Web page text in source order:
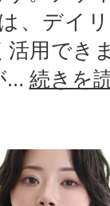
、デイ
用でき
... 続きを